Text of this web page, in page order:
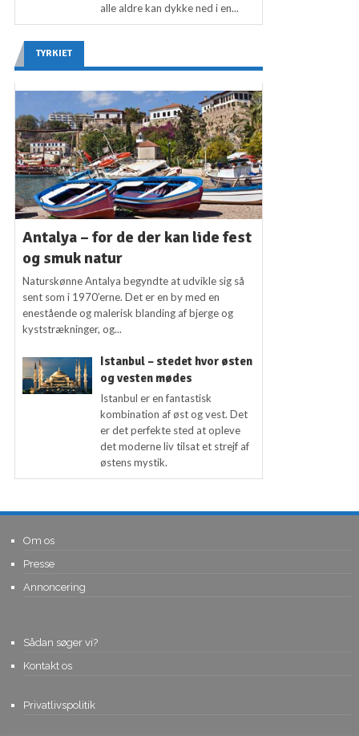
alle aldre kan dykke ned i en...
TYRKIET
Antalya – for de der kan lide fest
og smuk natur
Naturskønne Antalya begyndte at udvikle sig så
sent som i 1970’erne. Det er en by med en
enestående og malerisk blanding af bjerge og
kyststrækninger, og...
Istanbul – stedet hvor østen
og vesten mødes
Istanbul er en fantastisk
kombination af øst og vest. Det
er det perfekte sted at opleve
det moderne liv tilsat et strejf af
østens mystik.
Om os
Presse
Annoncering
Sådan søger vi?
Kontakt os
Privatlivspolitik